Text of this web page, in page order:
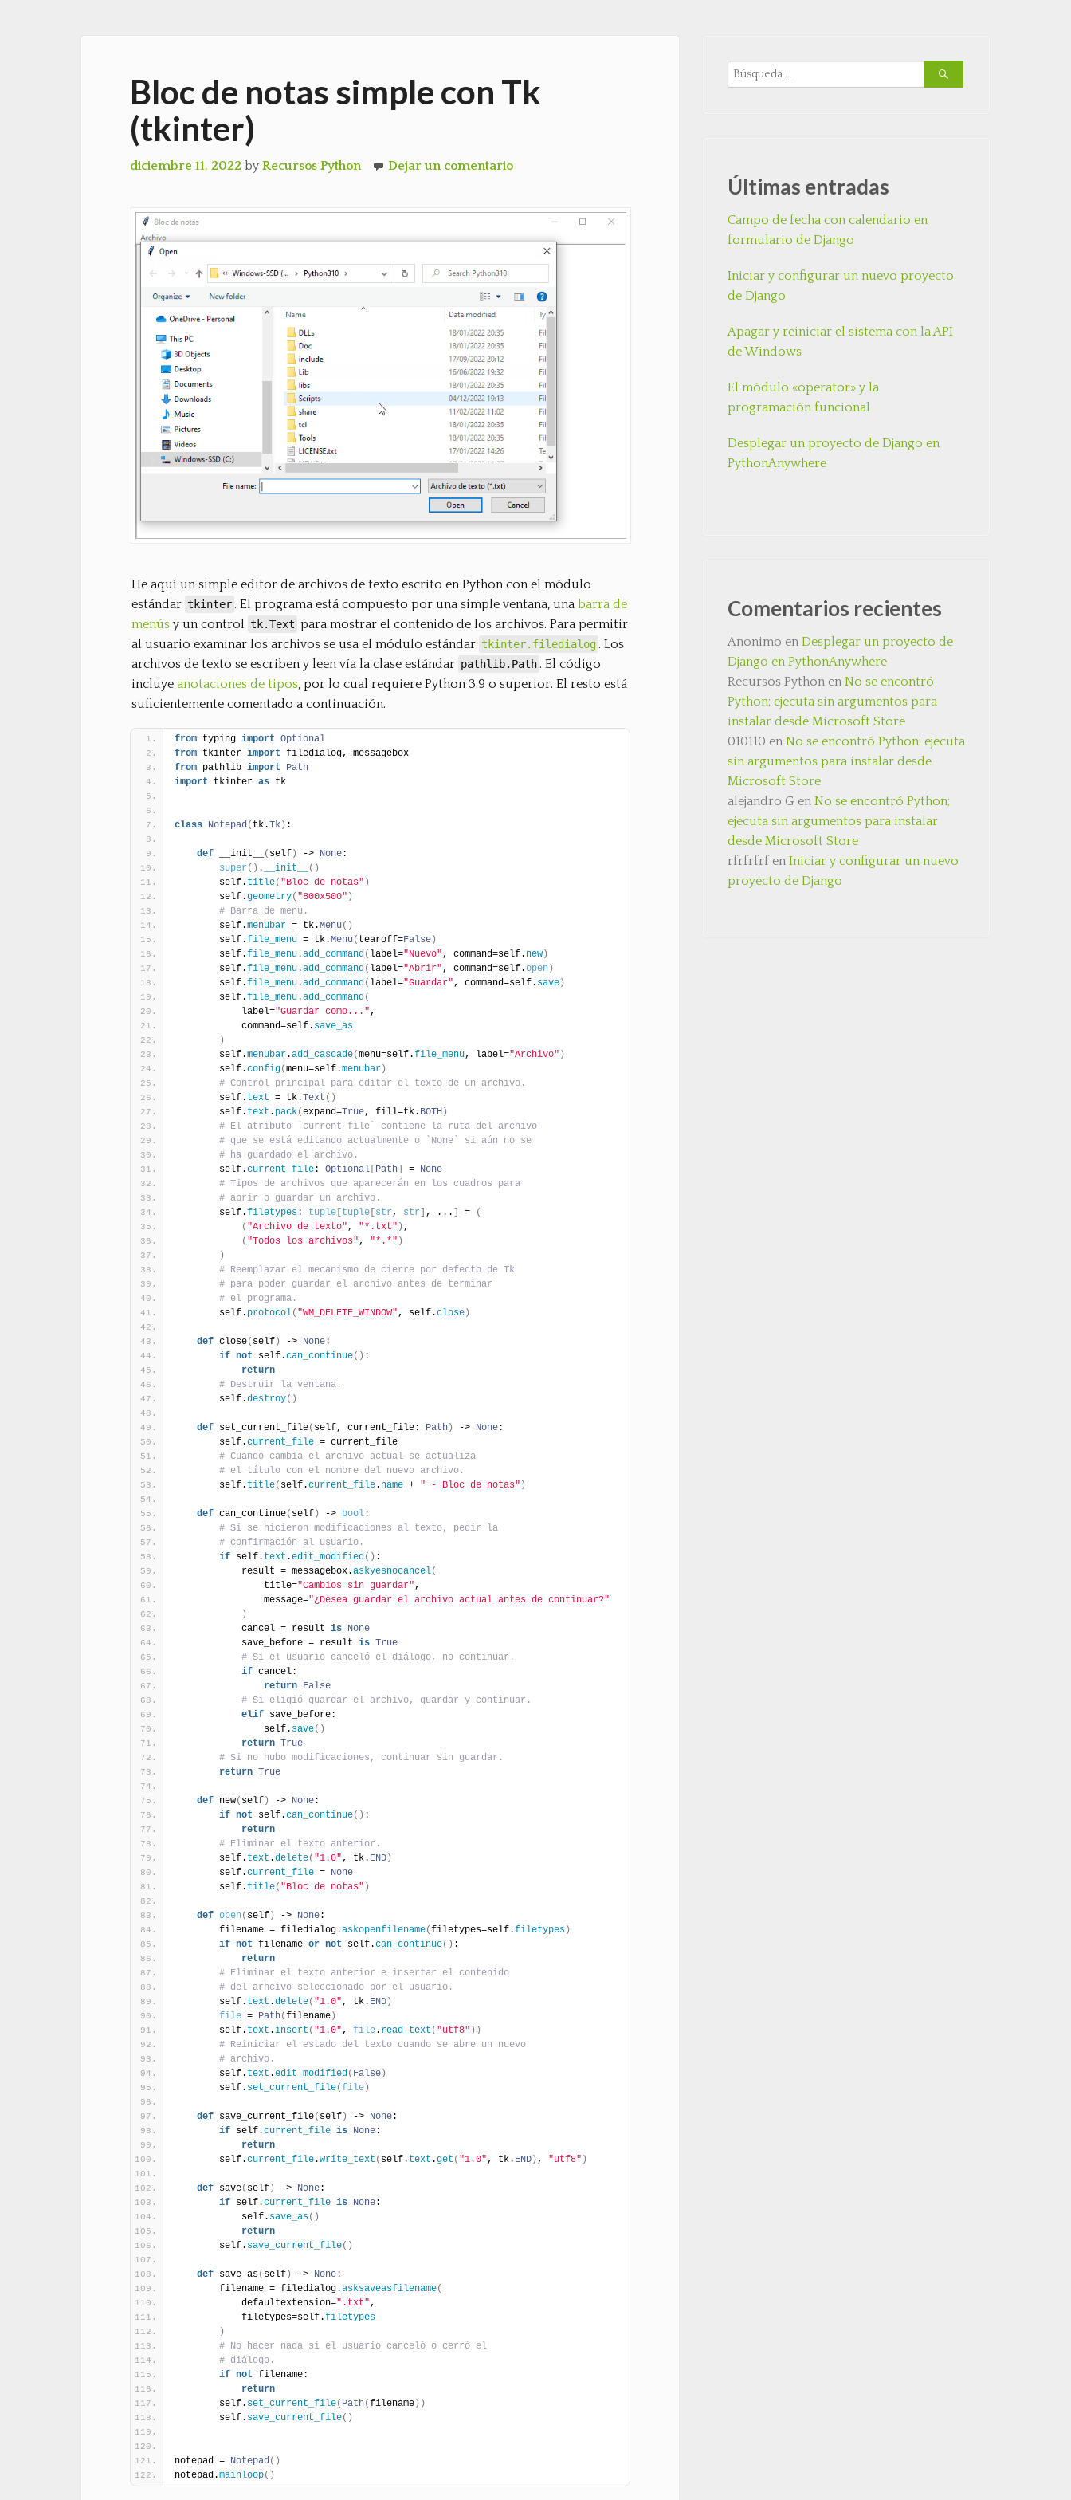
Bloc de notas simple con Tk
(tkinter)
diciembre 11, 2022 by Recursos Python Dejar un comentario
He aquí un simple editor de archivos de texto escrito en Python con el módulo
estándar tkinter . El programa está compuesto por una simple ventana, una barra de
menús y un control tk.Text para mostrar el contenido de los archivos. Para permitir
al usuario examinar los archivos se usa el módulo estándar tkinter.filedialog . Los
archivos de texto se escriben y leen vía la clase estándar pathlib.Path . El código
incluye anotaciones de tipos, por lo cual requiere Python 3.9 o superior. El resto está
suficientemente comentado a continuación.
from typing import Optional
from tkinter import filedialog, messagebox
from pathlib import
Path
import tkinter as tk
class Notepad ( tk.Tk) :
def __init__ ( self) -> None:
super ( ) . __init__ ( )
        self.
title( "Bloc de notas" )
        self.
geometry( "800x500" )
# Barra de menú.
        self.
menubar = tk.Menu( )
        self.
file_menu = tk.Menu( tearoff=False)
        self.
file_menu.add_command ( label="Nuevo" , command=self. new)
        self.
file_menu.add_command ( label="Abrir" , command=self.open)
        self.
file_menu.add_command ( label="Guardar" , command=self. save)
        self.
file_menu.add_command (
            label=
"Guardar como..." ,
            command=self.
save_as
)
        self.
menubar.add_cascade(menu=self.file_menu, label="Archivo" )
        self.
config(menu=self.menubar)
# Control principal para editar el texto de un archivo.
        self.
text = tk.Text ( )
        self.
text . pack(expand=True, fill=tk. BOTH)
# El atributo `current_file` contiene la ruta del archivo
# que se está editando actualmente o `None` si aún no se
# ha guardado el archivo.
        self.
current_file: Optional [Path] = None
# Tipos de archivos que aparecerán en los cuadros para
# abrir o guardar un archivo.
        self.
filetypes: tuple [tuple [str , str] , ... ] =
(
( "Archivo de texto" , "*.txt" ) ,
( "Todos los archivos" , "*.*" )
)
# Reemplazar el mecanismo de cierre por defecto de Tk
# para poder guardar el archivo antes de terminar
# el programa.
        self.
protocol( "WM_DELETE_WINDOW" , self.close)
def close( self) -> None:
if not self.can_continue( ) :
return
# Destruir la ventana.
        self.
destroy( )
def set_current_file( self, current_file: Path) -> None:
        self.
current_file = current_file
# Cuando cambia el archivo actual se actualiza
# el título con el nombre del nuevo archivo.
        self.
title( self.current_file. name + " - Bloc de notas" )
def can_continue( self) -> bool:
# Si se hicieron modificaciones al texto, pedir la
# confirmación al usuario.
if self. text .edit_modified ( ) :
            result = messagebox.
askyesnocancel(
                title=
"Cambios sin guardar" ,
                message=
"¿Desea guardar el archivo actual antes de continuar?"
)
            cancel = result
is None
            save_before = result
is True
# Si el usuario canceló el diálogo, no continuar.
if cancel:
return False
# Si eligió guardar el archivo, guardar y continuar.
elif save_before:
                self.
save( )
return True
# Si no hubo modificaciones, continuar sin guardar.
return True
def new( self) -> None:
if not self.can_continue( ) :
return
# Eliminar el texto anterior.
        self.
text .delete( "1.0" , tk. END)
        self.
current_file = None
        self.
title( "Bloc de notas" )
def open( self) -> None:
        filename = filedialog.
askopenfilename(filetypes=self.filetypes)
if not filename or not self.can_continue( ) :
return
# Eliminar el texto anterior e insertar el contenido
# del arhcivo seleccionado por el usuario.
        self.
text .delete( "1.0" , tk. END)
file = Path(filename)
        self.
text .insert ( "1.0" , file. read_text ( "utf8" ) )
# Reiniciar el estado del texto cuando se abre un nuevo
# archivo.
        self.
text .edit_modified ( False)
        self.
set_current_file(file)
def save_current_file( self) -> None:
if self.current_file is None:
return
        self.
current_file.write_text ( self. text .get ( "1.0" , tk. END) , "utf8" )
def save( self) -> None:
if self.current_file is None:
            self.
save_as( )
return
        self.
save_current_file( )
def save_as( self) -> None:
        filename = filedialog.
asksaveasfilename(
            defaultextension=
".txt" ,
            filetypes=self.
filetypes
)
# No hacer nada si el usuario canceló o cerró el
# diálogo.
if not filename:
return
        self.
set_current_file( Path(filename) )
        self.
save_current_file( )
notepad = Notepad ( )
notepad.mainloop( )
Últimas entradas
Campo de fecha con calendario en
formulario de Django
Iniciar y configurar un nuevo proyecto
de Django
Apagar y reiniciar el sistema con la API
de Windows
El módulo «operator» y la
programación funcional
Desplegar un proyecto de Django en
PythonAnywhere
Comentarios recientes
Anonimo enDesplegar un proyecto de
Django en PythonAnywhere
Recursos Python enNo se encontró
Python; ejecuta sin argumentos para
instalar desde Microsoft Store
010110 enNo se encontró Python; ejecuta
sin argumentos para instalar desde
Microsoft Store
alejandro G enNo se encontró Python;
ejecuta sin argumentos para instalar
desde Microsoft Store
rfrfrfrf enIniciar y configurar un nuevo
proyecto de Django